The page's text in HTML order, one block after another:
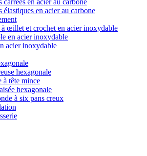
carrées en acier au carbone
élastiques en acier au carbone
à œillet et crochet en acier inoxydable
en acier inoxydable
acier inoxydable
hexagonale
à tête mince
hexagonale
à six pans creux